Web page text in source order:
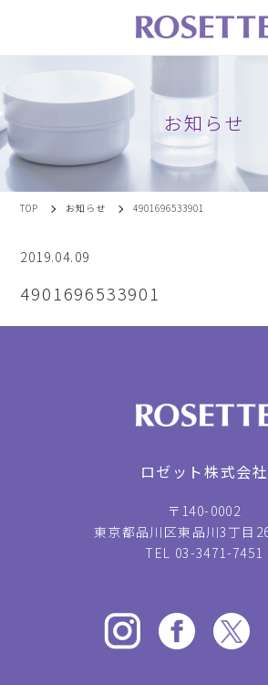
お知らせ
TOP お知らせ 4901696533901
2019.04.09
4901696533901
ロゼット株式会社
〒140-0002
東京都品川区東品川3丁目
TEL 03-3471-7451